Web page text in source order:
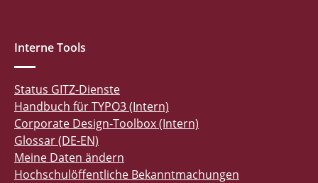
Interne Tools
Status GITZ-Dienste
Handbuch für TYPO3 (Intern)
Corporate Design-Toolbox (Intern)
Glossar (DE-EN)
Meine Daten ändern
Hochschulöffentliche Bekanntmachungen